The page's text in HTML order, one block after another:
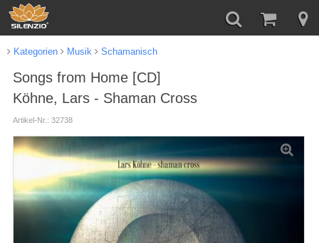
Kategorien Musik Schamanisch
Songs from Home [CD]
Köhne, Lars - Shaman Cross
Artikel-Nr.: 32738